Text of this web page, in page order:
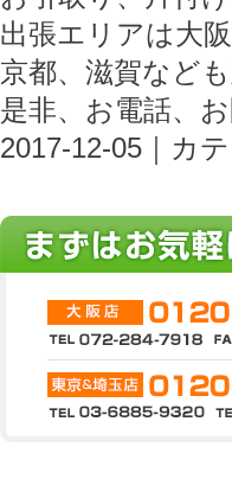
出張エリアは大
京都、滋賀など
是非、お電話、
2017-12-05｜カ